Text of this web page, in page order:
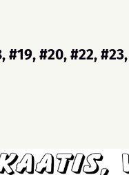
#19, #20, #22,